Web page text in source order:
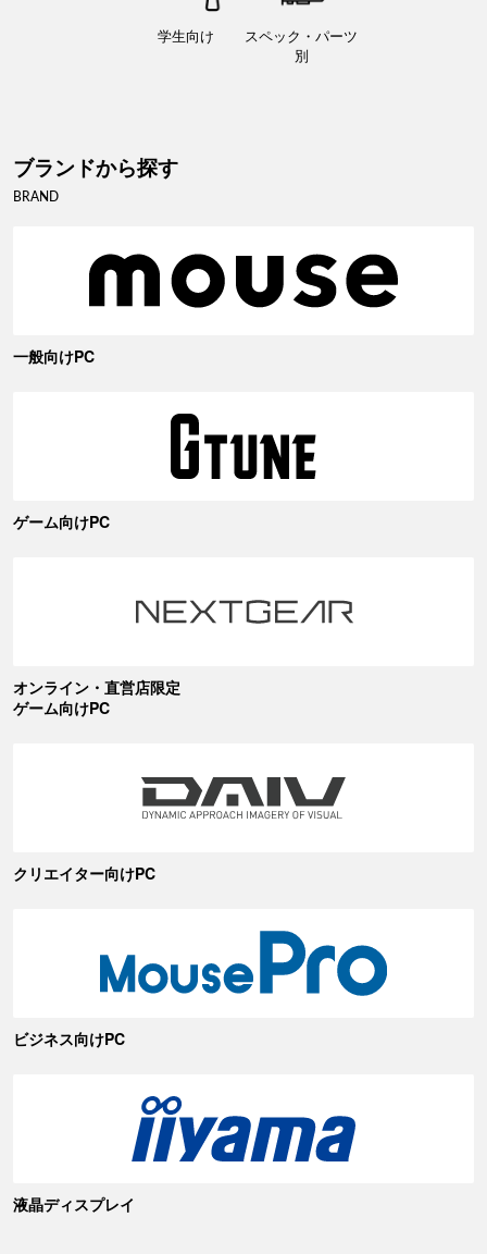
学生向け
スペック・パーツ
別
ブランドから探す
BRAND
一般向けPC
ゲーム向けPC
オンライン・直営店限定
ゲーム向けPC
クリエイター向けPC
ビジネス向けPC
液晶ディスプレイ